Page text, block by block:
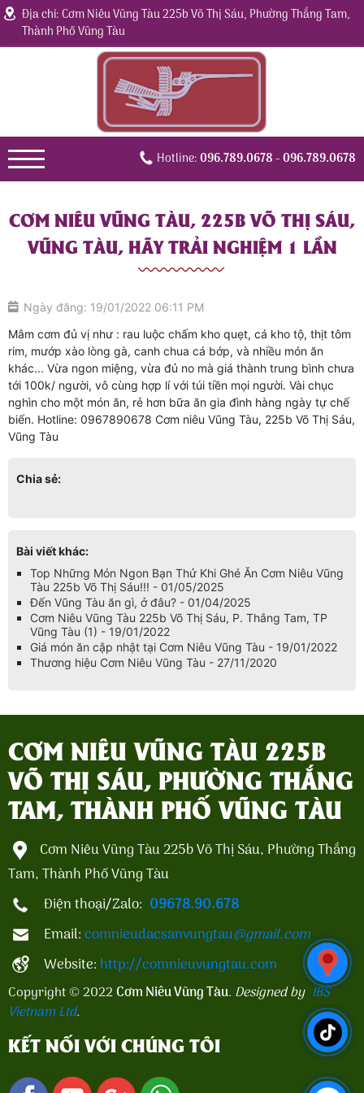
Địa chỉ: Cơm Niêu Vũng Tàu 225b Võ Thị Sáu, Phường Thắng Tam,
Thành Phố Vũng Tàu
Hotline:096.789.0678- 096.789.0678
CƠM NIÊU VŨNG TÀU, 225B VÕ THỊ SÁU,
VŨNG TÀU, HÃY TRẢI NGHIỆM 1 LẦN
Ngày đăng: 19/01/2022 06:11 PM
Mâm cơm đủ vị như : rau luộc chấm kho quẹt, cá kho tộ, thịt tôm
rim, mướp xào lòng gà, canh chua cá bớp, và nhiều món ăn
khác... Vừa ngon miệng, vừa đủ no mà giá thành trung bình chưa
tới 100k/ người, vô cùng hợp lí với túi tiền mọi người. Vài chục
nghìn cho một món ăn, rẻ hơn bữa ăn gia đình hàng ngày tự chế
biến. Hotline: 0967890678 Cơm niêu Vũng Tàu, 225b Võ Thị Sáu,
Vũng Tàu
Chia sẻ:
Bài viết khác:
Top Những Món Ngon Bạn Thử Khi Ghé Ăn Cơm Niêu Vũng
Tàu 225b Võ Thị Sáu!!! - 01/05/2025
Đến Vũng Tàu ăn gì, ở đâu? - 01/04/2025
Cơm Niêu Vũng Tàu 225b Võ Thị Sáu, P. Thắng Tam, TP
Vũng Tàu (1) - 19/01/2022
Giá món ăn cập nhật tại Cơm Niêu Vũng Tàu - 19/01/2022
Thương hiệu Cơm Niêu Vũng Tàu - 27/11/2020
CƠM NIÊU VŨNG TÀU 225B
VÕ THỊ SÁU, PHƯỜNG THẮNG
TAM, THÀNH PHỐ VŨNG TÀU
Cơm Niêu Vũng Tàu 225b Võ Thị Sáu, Phường Thắng
Tam, Thành Phố Vũng Tàu
Điện thoại/Zalo: 09678.90.678
Email:comnieudacsanvungtau@gmail.com
Website: http://comnieuvungtau.com
Copyright © 2022Cơm Niêu Vũng Tàu. Designed by IBS
Vietnam Ltd.
KẾT NỐI VỚI CHÚNG TÔI